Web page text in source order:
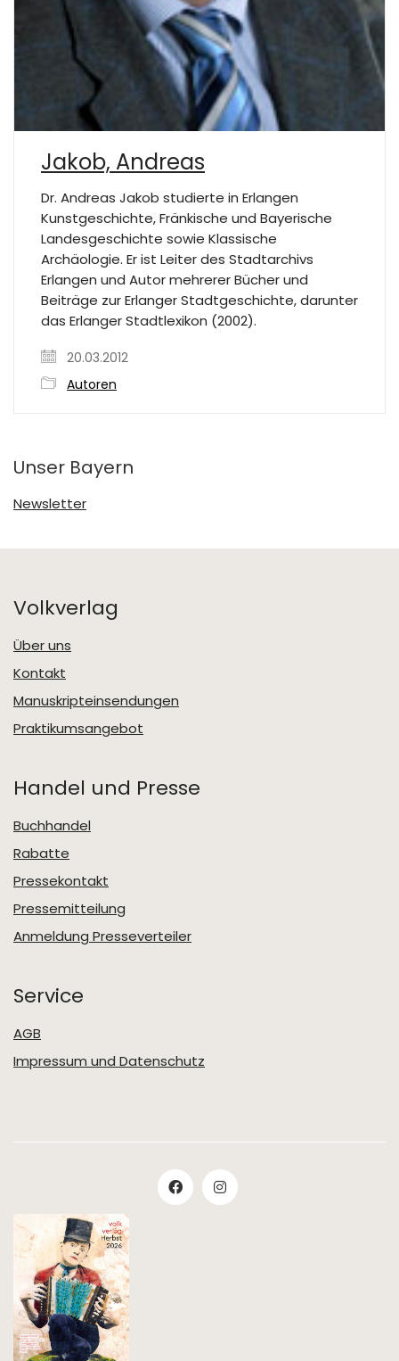
Jakob, Andreas
Dr. Andreas Jakob studierte in Erlangen
Kunstgeschichte, Fränkische und Bayerische
Landesgeschichte sowie Klassische
Archäologie. Er ist Leiter des Stadtarchivs
Erlangen und Autor mehrerer Bücher und
Beiträge zur Erlanger Stadtgeschichte, darunter
das Erlanger Stadtlexikon (2002).
20.03.2012
Autoren
Unser Bayern
Newsletter
Volkverlag
Über uns
Kontakt
Manuskripteinsendungen
Praktikumsangebot
Handel und Presse
Buchhandel
Rabatte
Pressekontakt
Pressemitteilung
Anmeldung Presseverteiler
Service
AGB
Impressum und Datenschutz